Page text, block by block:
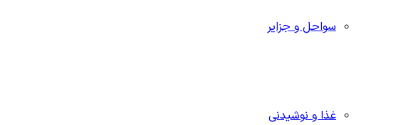
سواحل و جزایر
غذا و نوشیدنی